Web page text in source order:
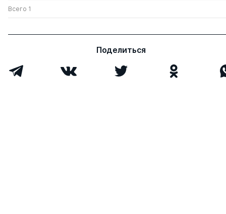
Всего 1
Поделиться